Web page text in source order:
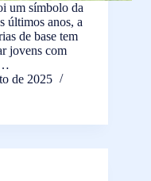
um símbolo da
últimos anos, a
de base tem
jovens com
de 2025